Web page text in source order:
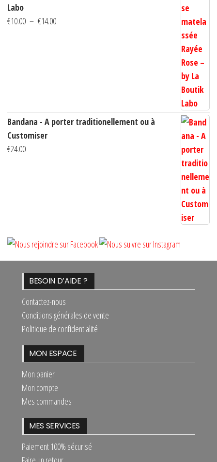
Labo
€10.00 – €14.00Plage
Bandana - A porter traditionellement ou à
Customiser
€24.00
BESOIN D’AIDE ?
Contactez-nous
Conditions générales de vente
Politique de confidentialité
MON ESPACE
Mon panier
Mon compte
Mes commandes
MES SERVICES
Paiement 100% sécurisé